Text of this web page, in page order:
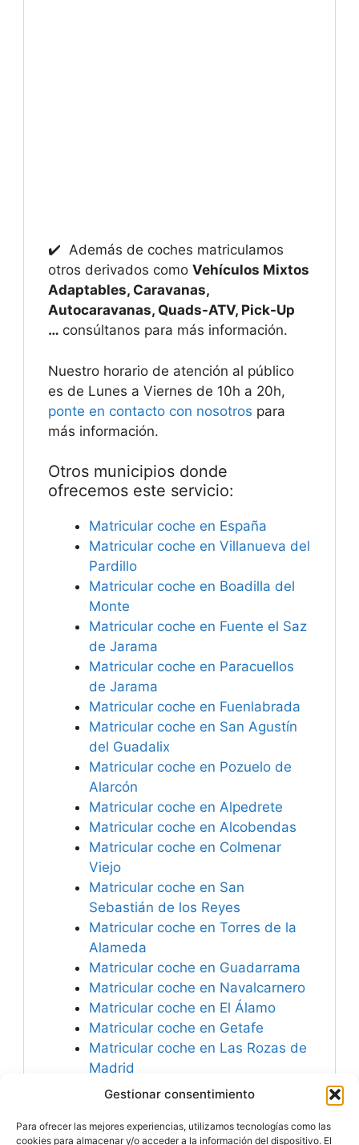
Gestionar consentimiento
Para ofrecer las mejores experiencias, utilizamos tecnologías como las
cookies para almacenar y/o acceder a la información del dispositivo. El
✔️ Además de coches matriculamos
otros derivados como Vehículos Mixtos
Adaptables, Caravanas,
Autocaravanas, Quads-ATV, Pick-Up
… consúltanos para más información.
Nuestro horario de atención al público
es de Lunes a Viernes de 10h a 20h,
ponte en contacto con nosotros para
más información.
Otros municipios donde
ofrecemos este servicio:
Matricular coche en España
Matricular coche en Villanueva del
Pardillo
Matricular coche en Boadilla del
Monte
Matricular coche en Fuente el Saz
de Jarama
Matricular coche en Paracuellos
de Jarama
Matricular coche en Fuenlabrada
Matricular coche en San Agustín
del Guadalix
Matricular coche en Pozuelo de
Alarcón
Matricular coche en Alpedrete
Matricular coche en Alcobendas
Matricular coche en Colmenar
Viejo
Matricular coche en San
Sebastián de los Reyes
Matricular coche en Torres de la
Alameda
Matricular coche en Guadarrama
Matricular coche en Navalcarnero
Matricular coche en El Álamo
Matricular coche en Getafe
Matricular coche en Las Rozas de
Madrid
Matricular coche en Coslada
Vaciamadrid